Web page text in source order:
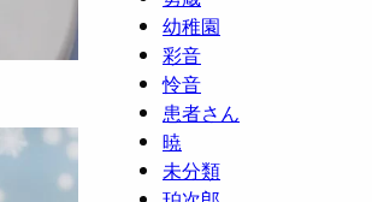
幼稚園
彩音
怜音
患者さん
暁
未分類